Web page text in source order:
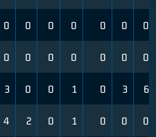
0 0 0 0 0 0 0
0 0 0 0 0 0 0
3 0 0 1 0 3 6
4 2 0 1 0 0 0